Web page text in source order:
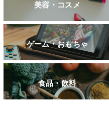
美容・コスメ
ゲーム・おもちゃ
食品・飲料